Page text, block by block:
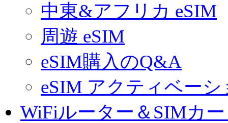
中東&アフリカ eSIM
周遊 eSIM
eSIM購入のQ&A
eSIM アクティベー
WiFiルーター＆SIMカ